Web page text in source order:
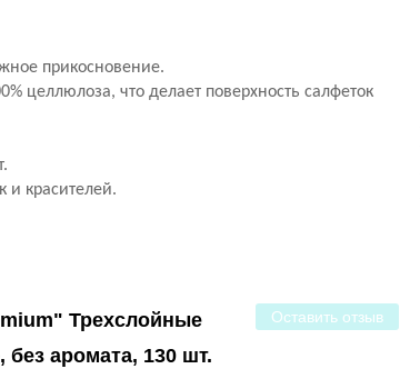
прикосновение.
целлюлоза, что делает поверхность салфеток
и красителей.
Оставить отзыв
Трехслойные
аромата, 130 шт.